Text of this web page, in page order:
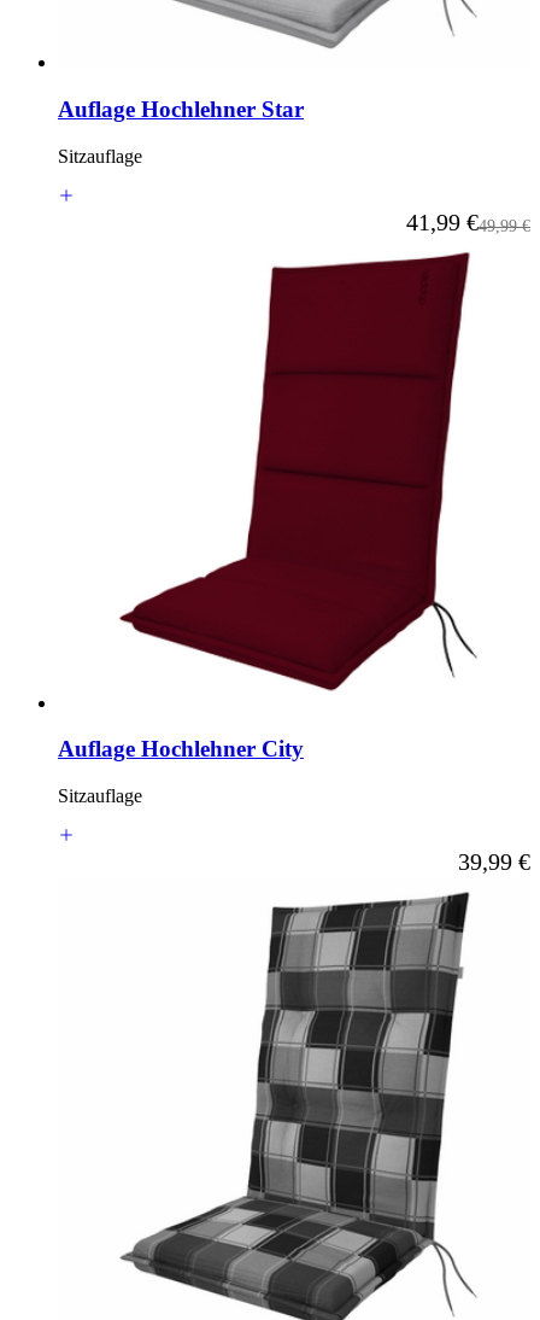
Auflage Hochlehner Star
Sitzauflage
Ab
41,99 €49,99 €
Auflage Hochlehner City
Sitzauflage
Ab
39,99 €